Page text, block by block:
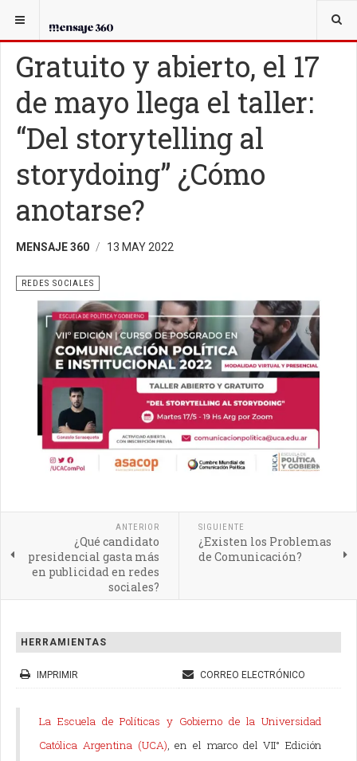
USTED ESTÁ AQUÍ:
Gratuito y abierto, el 17
de mayo llega el taller:
“Del storytelling al
storydoing” ¿Cómo
anotarse?
MENSAJE 360 13 MAY 2022
REDES SOCIALES
ANTERIOR
¿Qué candidato
presidencial gasta más
en publicidad en redes
sociales?
SIGUIENTE
¿Existen los Problemas
de Comunicación?
HERRAMIENTAS
IMPRIMIR CORREO ELECTRÓNICO
La Escuela de Políticas y Gobierno de la Universidad
Católica Argentina (UCA), en el marco del VII° Edición